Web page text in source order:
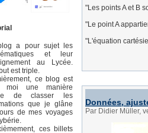
a pour sujet les
et leur
au Lycée.
est triple.
ce blog est
moi une manière
de classer les
que je glâne
de mes voyages
ces billets
"Les points A et B
"Le point A
"L'équation
Données,
Par Didier Müller,